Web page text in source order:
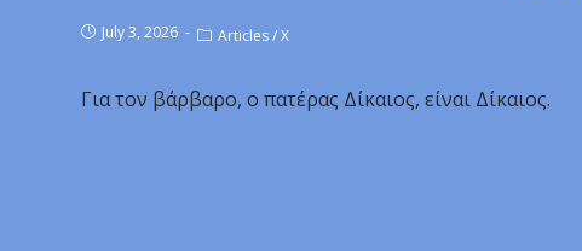
July 3, 2026 Articles/X
Για τον βάρβαρο, ο πατέρας Δίκαιος, είναι Δίκαιος.